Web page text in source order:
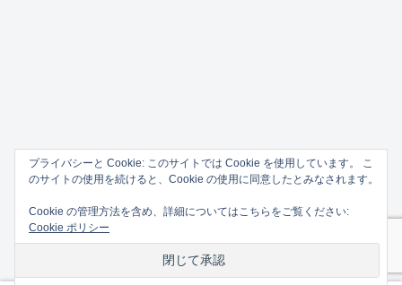
プライバシーと Cookie: このサイトでは Cookie を使用しています。 こ
のサイトの使用を続けると、Cookie の使用に同意したとみなされます。
Cookie の管理方法を含め、詳細についてはこちらをご覧ください:
Cookie ポリシー